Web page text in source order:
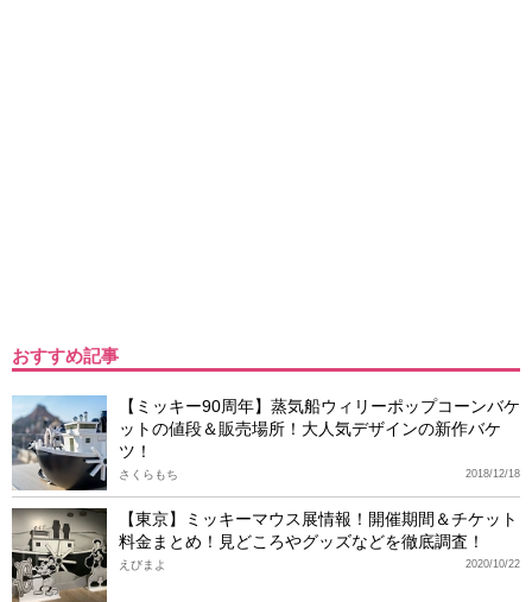
おすすめ記事
【ミッキー90周年】蒸気船ウィリーポップコーンバケ
ットの値段＆販売場所！大人気デザインの新作バケ
ツ！
2018/12/18
さくらもち
【東京】ミッキーマウス展情報！開催期間＆チケット
料金まとめ！見どころやグッズなどを徹底調査！
2020/10/22
えびまよ